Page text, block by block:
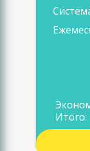
Итого: